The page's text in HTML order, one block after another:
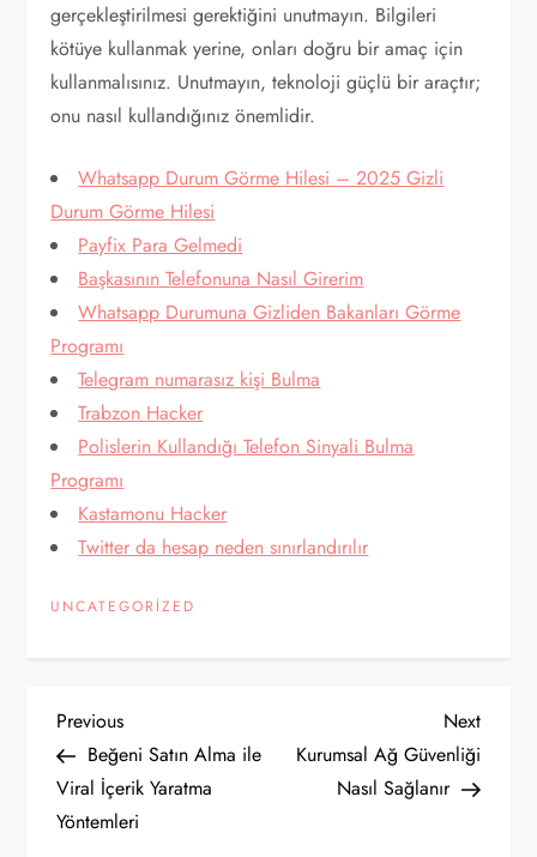
gerçekleştirilmesi gerektiğini unutmayın. Bilgileri
kötüye kullanmak yerine, onları doğru bir amaç için
kullanmalısınız. Unutmayın, teknoloji güçlü bir araçtır;
onu nasıl kullandığınız önemlidir.
Whatsapp Durum Görme Hilesi – 2025 Gizli
Durum Görme Hilesi
Payfix Para Gelmedi
Başkasının Telefonuna Nasıl Girerim
Whatsapp Durumuna Gizliden Bakanları Görme
Programı
Telegram numarasız kişi Bulma
Trabzon Hacker
Polislerin Kullandığı Telefon Sinyali Bulma
Programı
Kastamonu Hacker
Twitter da hesap neden sınırlandırılır
UNCATEGORIZED
Y
a
z
Previous
Post
Previous
Beğeni Satın Alma ile
Viral İçerik Yaratma
Yöntemleri
Next
Post
Next
Kurumsal Ağ Güvenliği
Nasıl Sağlanır